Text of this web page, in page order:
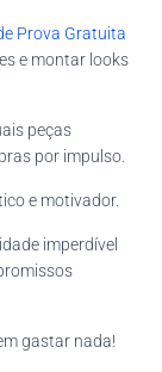
Prova Gratuita
e montar looks
peças
por impulso.
e motivador.
imperdível
gastar nada!